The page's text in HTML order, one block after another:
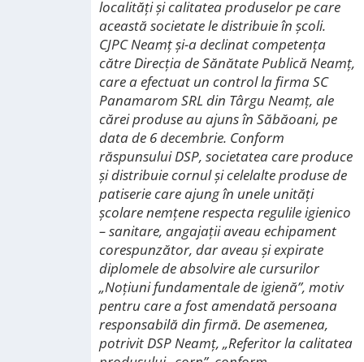
localități și calitatea produselor pe care
această societate le distribuie în școli.
CJPC Neamț și-a declinat competența
către Direcția de Sănătate Publică Neamț,
care a efectuat un control la firma SC
Panamarom SRL din Târgu Neamț, ale
cărei produse au ajuns în Săbăoani, pe
data de 6 decembrie. Conform
răspunsului DSP, societatea care produce
și distribuie cornul și celelalte produse de
patiserie care ajung în unele unități
școlare nemțene respecta regulile igienico
– sanitare, angajații aveau echipament
corespunzător, dar aveau și expirate
diplomele de absolvire ale cursurilor
„Noțiuni fundamentale de igienă”, motiv
pentru care a fost amendată persoana
responsabilă din firmă. De asemenea,
potrivit DSP Neamț, „Referitor la calitatea